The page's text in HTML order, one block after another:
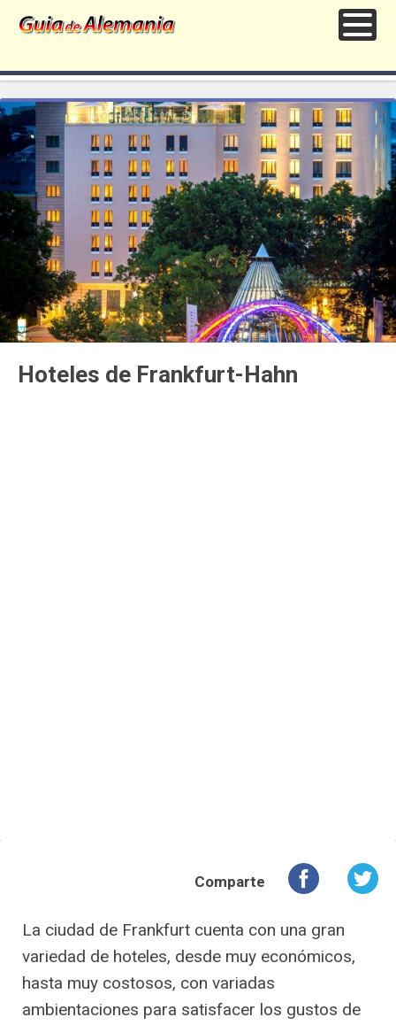
Hoteles de Frankfurt-Hahn
Comparte
La ciudad de Frankfurt cuenta con una gran
variedad de hoteles, desde muy económicos,
hasta muy costosos, con variadas
ambientaciones para satisfacer los gustos de